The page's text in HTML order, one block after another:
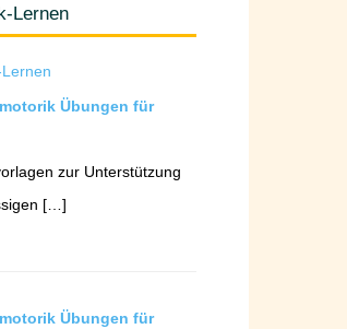
Lernen
Übungen für
zur Unterstützung
[…]
Übungen für